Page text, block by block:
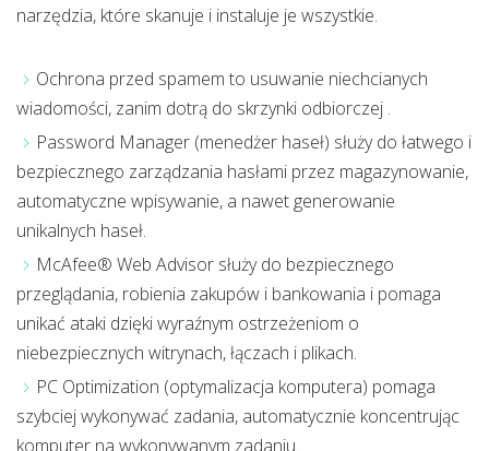
narzędzia, które skanuje i instaluje je wszystkie.
Ochrona przed spamem to usuwanie niechcianych
wiadomości, zanim dotrą do skrzynki odbiorczej .
Password Manager (menedżer haseł) służy do łatwego i
bezpiecznego zarządzania hasłami przez magazynowanie,
automatyczne wpisywanie, a nawet generowanie
unikalnych haseł.
McAfee® Web Advisor służy do bezpiecznego
przeglądania, robienia zakupów i bankowania i pomaga
unikać ataki dzięki wyraźnym ostrzeżeniom o
niebezpiecznych witrynach, łączach i plikach.
PC Optimization (optymalizacja komputera) pomaga
szybciej wykonywać zadania, automatycznie koncentrując
komputer na wykonywanym zadaniu.